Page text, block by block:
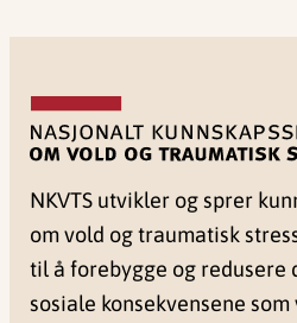
NKVTS utvikler og sprer
om vold og traumatisk
til å forebygge og redusere
sosiale konsekvensene